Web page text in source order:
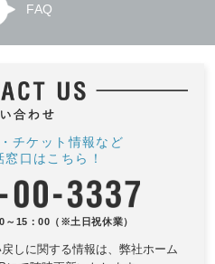
FAQ
チケット情報など
口はこちら！
～15：00（※土日祝休業）
しに関する情報は、 弊社ホーム